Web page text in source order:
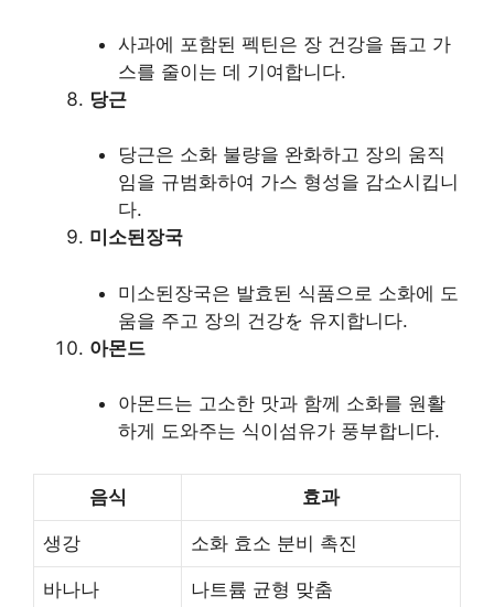
사과에 포함된 펙틴은 장 건강을 돕고 가
스를 줄이는 데 기여합니다.
당근
당근은 소화 불량을 완화하고 장의 움직
임을 규범화하여 가스 형성을 감소시킵니
다.
미소된장국
미소된장국은 발효된 식품으로 소화에 도
움을 주고 장의 건강を 유지합니다.
아몬드
아몬드는 고소한 맛과 함께 소화를 원활
하게 도와주는 식이섬유가 풍부합니다.
음식 효과
생강 소화 효소 분비 촉진
바나나 나트륨 균형 맞춤